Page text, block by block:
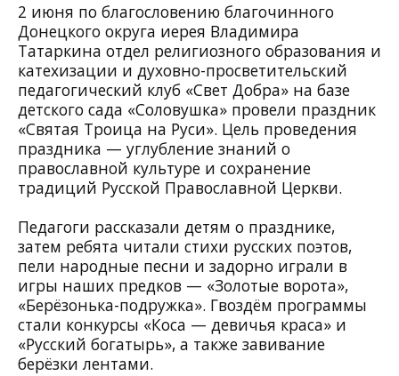
2 июня по благословению благочинного
Донецкого округа иерея Владимира
Татаркина отдел религиозного образования и
катехизации и духовно-просветительский
педагогический клуб «Свет Добра» на базе
детского сада «Соловушка» провели праздник
«Святая Троица на Руси». Цель проведения
праздника — углубление знаний о
православной культуре и сохранение
традиций Русской Православной Церкви.
Педагоги рассказали детям о празднике,
затем ребята читали стихи русских поэтов,
пели народные песни и задорно играли в
игры наших предков — «Золотые ворота»,
«Берёзонька-подружка». Гвоздём программы
стали конкурсы «Коса — девичья краса» и
«Русский богатырь», а также завивание
берёзки лентами.